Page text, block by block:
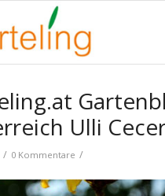
Ulli
/ 0 Kommentare /